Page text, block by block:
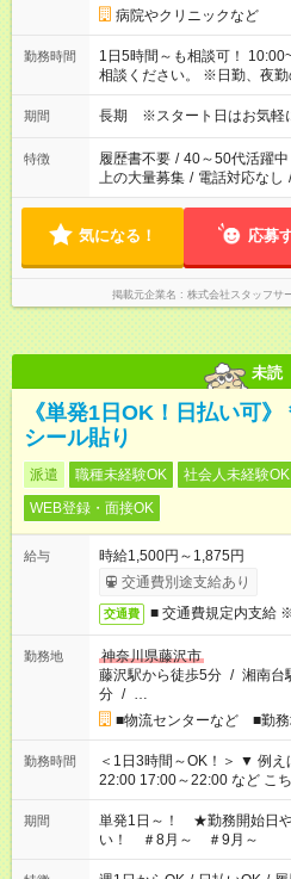
病院やクリニックなど
勤務時間
1日5時間～も相談可！
相談ください。 ※日勤、夜勤
期間 長期 ※スタート日はお気軽
特徴 履歴書不要 / 40～50代活躍中
上の大量募集 / 電話対応なし /
気になる！ 応募
掲載元企業名 株式会社スタッフサ
未読
《単発1日OK！日払い可
シール貼り
派遣 職種未経験OK 社会人未経験OK
WEB登録・面接OK
給与
時給1,500円～1,875円
交通費別途支給あり
交通費 ■ 交通費規定内支給
勤務地
神奈川県藤沢市
藤沢駅から徒歩5分 / 湘南台
分 / …
■物流センターなど ■勤務
勤務時間
＜1日3時間～OK！＞ ▼ 例えば… ▼ 15:00～18:00 15:00～
22:00 17:00～22:00 など こちら以外の時間もお気軽にご相談く
ださい！
期間
単発1日～！ ★勤務開始日や
い！ ＃8月～ ＃9月～